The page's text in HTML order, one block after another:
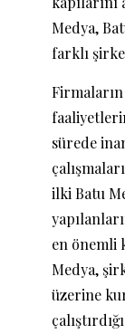
Medya,
farklı
sürede
ilki Batu
en önemli
Medya,
üzerine